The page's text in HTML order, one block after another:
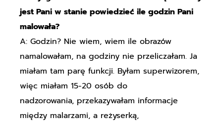
jest Pani w stanie powiedzieć ile godzin Pani
malowała?
A: Godzin? Nie wiem, wiem ile obrazów
namalowałam, na godziny nie przeliczałam. Ja
miałam tam parę funkcji. Byłam superwizorem,
więc miałam 15-20 osób do
nadzorowania, przekazywałam informacje
między malarzami, a reżyserką,